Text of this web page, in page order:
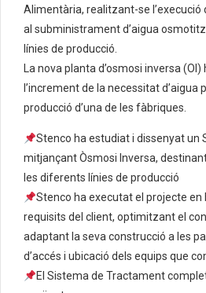
Alimentària, realitzant-se l’execució
al subministrament d’aigua
línies de producció.
La nova planta d’osmosi inversa
l’increment de la necessitat d’aigua
producció d’una de les fàbriques.
Stenco ha estudiat i dissenyat un
mitjançant Òsmosi Inversa,
les diferents línies de producció
Stenco ha executat el projecte en
requisits del client, optimitzant el
adaptant la seva construcció a les
d’accés i ubicació dels equips que
El Sistema de Tractament